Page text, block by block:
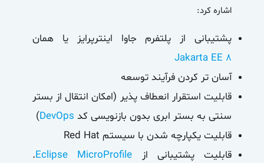
اشاره کرد:
پشتیبانی از پلتفرم جاوا اینترپرایز یا همان
Jakarta EE 8
آسان تر کردن فرآیند توسعه
قابلیت استقرار انعطاف پذیر (امکان انتقال از بستر
سنتی به بستر ابری بدون بازنویسی کد DevOps
)
قابلیت یکپارچه شدن با سیستم Red Hat
قابلیت پشتیبانی از Eclipse MicroProfile
.